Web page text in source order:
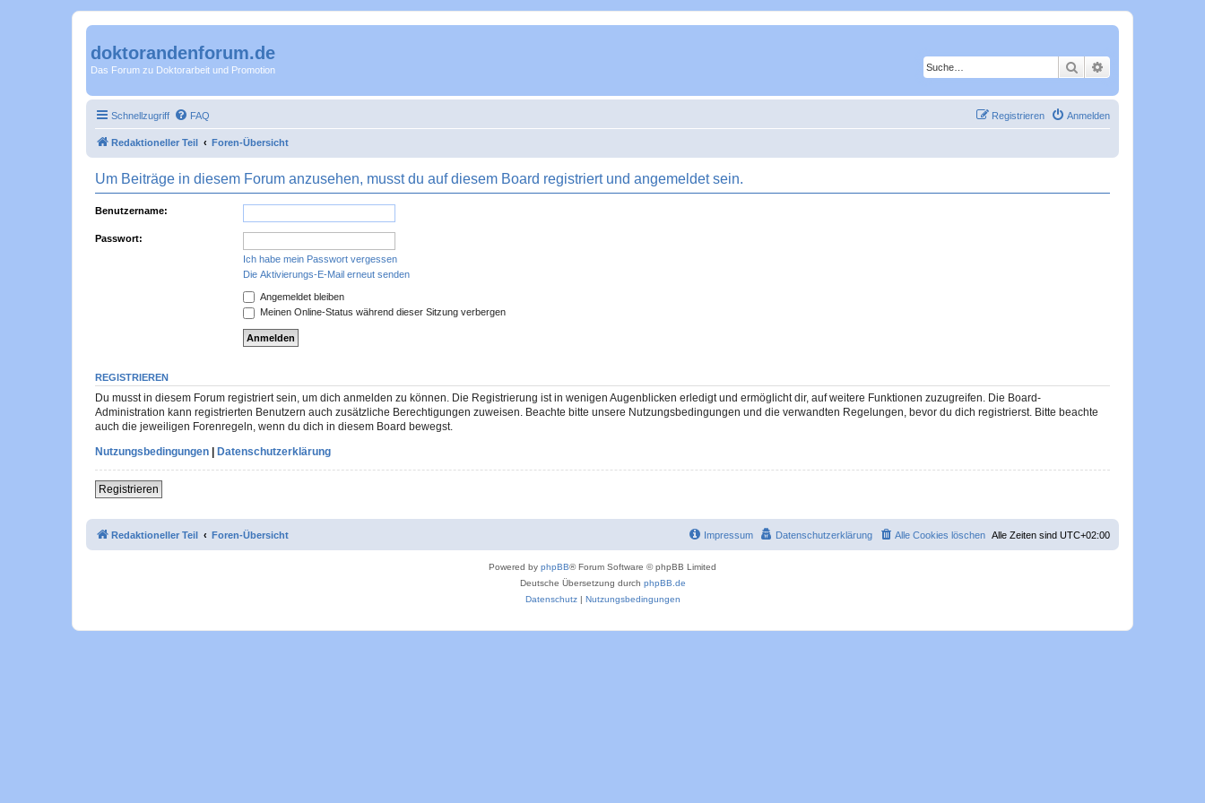
doktorandenforum.de
Das Forum zu Doktorarbeit und Promotion Suche
Schnellzugriff FAQ Anmelden
Registrieren
Redaktioneller Teil Foren-Übersicht
Um Beiträge in diesem Forum anzusehen, musst du auf diesem Board registriert und angemeldet sein.
Benutzername:
Passwort:
Ich habe mein Passwort vergessen
Die Aktivierungs-E-Mail erneut senden
Angemeldet bleiben
Meinen Online-Status während dieser Sitzung verbergen
REGISTRIEREN
Du musst in diesem Forum registriert sein, um dich anmelden zu können. Die Registrierung ist in wenigen Augenblicken erledigt und ermöglicht dir, auf weitere Funktionen zuzugreifen. Die Board-
Administration kann registrierten Benutzern auch zusätzliche Berechtigungen zuweisen. Beachte bitte unsere Nutzungsbedingungen und die verwandten Regelungen, bevor du dich registrierst. Bitte beachte
auch die jeweiligen Forenregeln, wenn du dich in diesem Board bewegst.
Nutzungsbedingungen
Datenschutzerklärung
Registrieren
Redaktioneller Teil Foren-Übersicht Alle Zeiten sind UTC+02:00
Alle Cookies löschen
Datenschutzerklärung
Impressum
Powered by phpBB® Forum Software © phpBB Limited
Deutsche Übersetzung durch phpBB.de
Datenschutz| Nutzungsbedingungen